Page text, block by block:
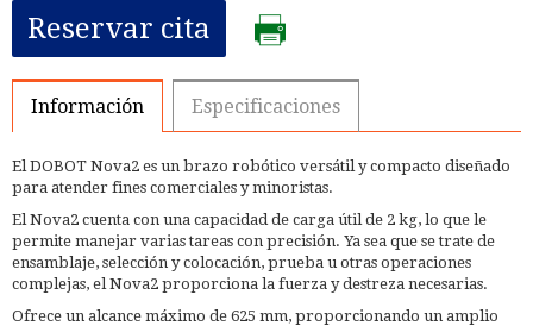
Reservar cita
Información Especificaciones
El DOBOT Nova2 es un brazo robótico versátil y compacto diseñado
para atender fines comerciales y minoristas.
El Nova2 cuenta con una capacidad de carga útil de 2 kg, lo que le
permite manejar varias tareas con precisión. Ya sea que se trate de
ensamblaje, selección y colocación, prueba u otras operaciones
complejas, el Nova2 proporciona la fuerza y destreza necesarias.
Ofrece un alcance máximo de 625 mm, proporcionando un amplio